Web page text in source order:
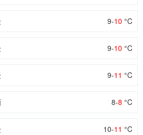
9-10 °C
9-10 °C
9-11 °C
8-8 °C
10-11 °C